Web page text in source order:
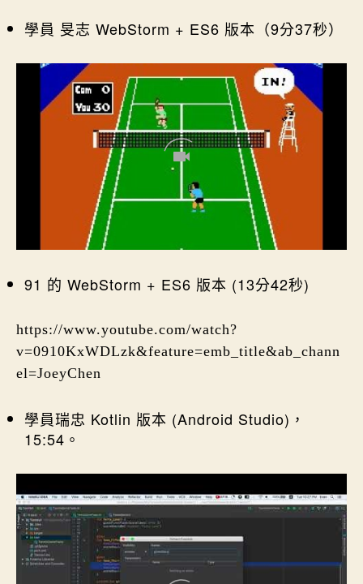
學員 旻志 WebStorm + ES6 版本（9分37秒）
91 的 WebStorm + ES6 版本 (13分42秒)
https://www.youtube.com/watch?
v=0910KxWDLzk&feature=emb_title&ab_chann
el=JoeyChen
學員瑞忠 Kotlin 版本 (Android Studio)，
15:54。